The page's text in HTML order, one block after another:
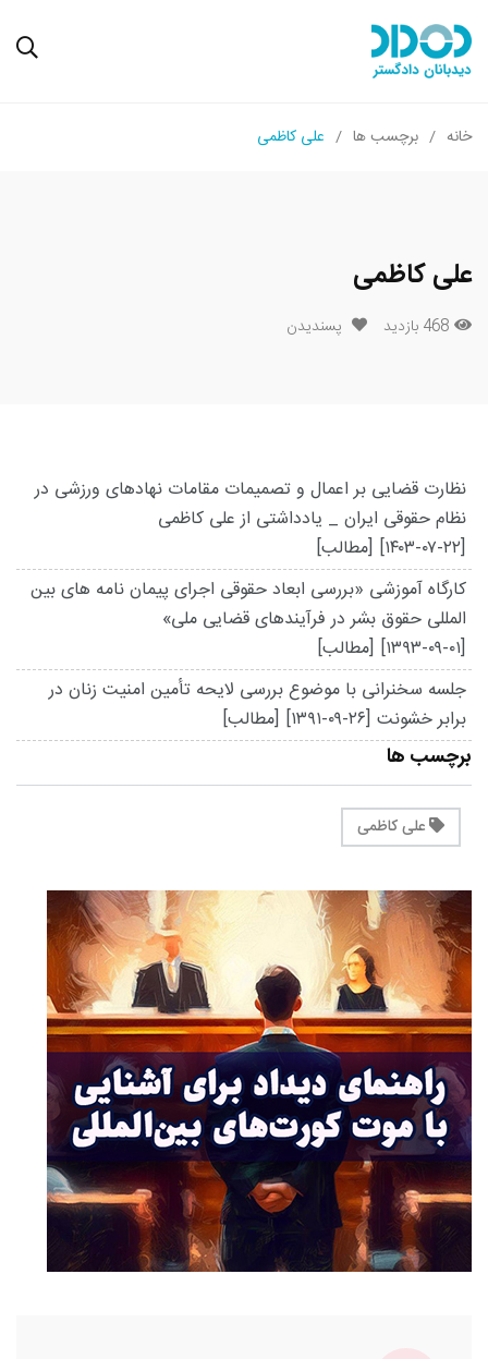
خانه برچسب ها علی کاظمی
علی کاظمی
468 بازدید پسندیدن
نظارت قضایی بر اعمال و تصمیمات مقامات نهادهای ورزشی در
نظام حقوقی ایران _ یادداشتی از علی کاظمی
[۱۴۰۳-۰۷-۲۲] [مطالب]
کارگاه آموزشی «بررسی ابعاد حقوقی اجرای پیمان نامه های بین
المللی حقوق بشر در فرآیندهای قضایی ملی»
[۱۳۹۳-۰۹-۰۱] [مطالب]
جلسه سخنرانی با موضوع بررسی لایحه تأمین امنیت زنان در
برابر خشونت [۱۳۹۱-۰۹-۲۶] [مطالب]
برچسب ها
علی کاظمی